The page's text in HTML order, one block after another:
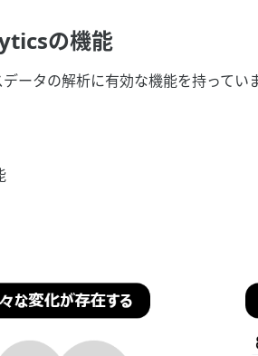
の機能
ータの解析に有効な機能を持って